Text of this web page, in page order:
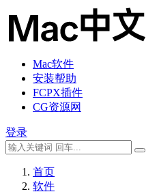
Mac软件
安装帮助
FCPX插件
CG资源网
登录
首页
软件